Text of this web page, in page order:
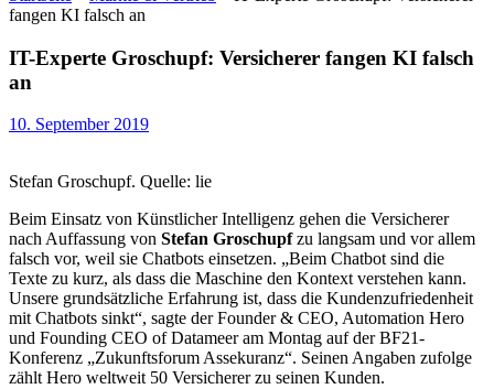
fangen KI falsch an
IT-Experte Groschupf: Versicherer fangen KI falsch
an
10. September 2019
Stefan Groschupf. Quelle: lie
Beim Einsatz von Künstlicher Intelligenz gehen die Versicherer
nach Auffassung von Stefan Groschupfzu langsam und vor allem
falsch vor, weil sie Chatbots einsetzen. „Beim Chatbot sind die
Texte zu kurz, als dass die Maschine den Kontext verstehen kann.
Unsere grundsätzliche Erfahrung ist, dass die Kundenzufriedenheit
mit Chatbots sinkt“, sagte der Founder & CEO, Automation Hero
und Founding CEO of Datameer am Montag auf der BF21-
Konferenz „Zukunftsforum Assekuranz“. Seinen Angaben zufolge
zählt Hero weltweit 50 Versicherer zu seinen Kunden.